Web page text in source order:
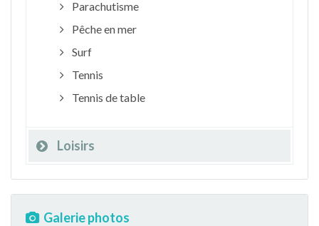
Parachutisme
Pêche en mer
Surf
Tennis
Tennis de table
Loisirs
Galerie photos